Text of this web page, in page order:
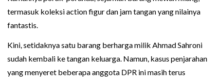
termasuk koleksi action figur dan jam tangan yang nilainya
fantastis.
Kini, setidaknya satu barang berharga milik Ahmad Sahroni
sudah kembali ke tangan keluarga. Namun, kasus penjarahan
yang menyeret beberapa anggota DPR ini masih terus